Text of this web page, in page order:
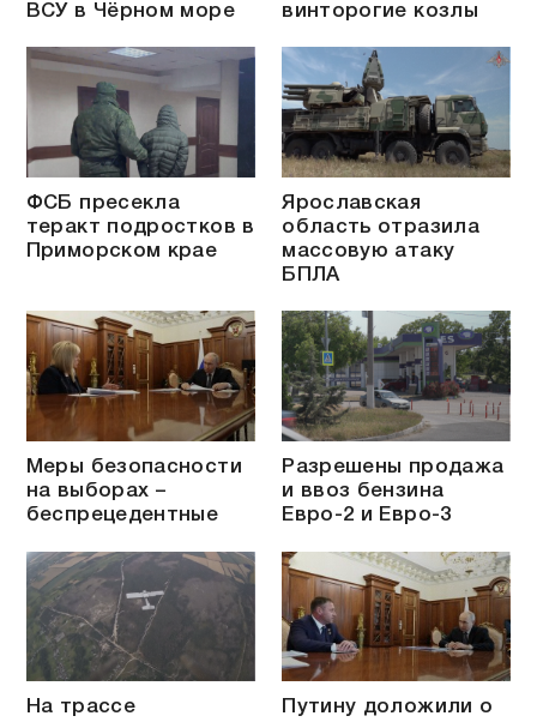
ВСУ в Чёрном море
винторогие козлы
ФСБ пресекла
теракт подростков в
Приморском крае
Ярославская
область отразила
массовую атаку
БПЛА
Меры безопасности
на выборах –
беспрецедентные
Разрешены продажа
и ввоз бензина
Евро-2 и Евро-3
На трассе Путину доложили о